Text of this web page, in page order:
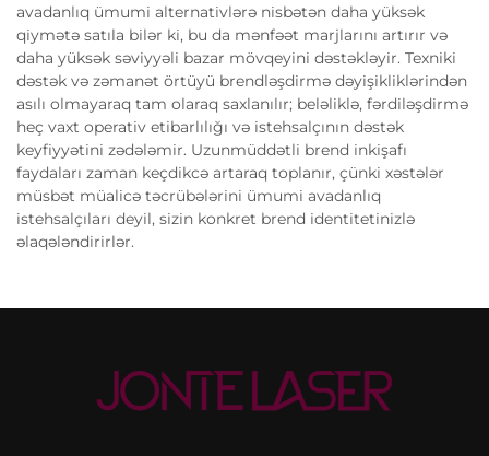
avadanlıq ümumi alternativlərə nisbətən daha yüksək
qiymətə satıla bilər ki, bu da mənfəət marjlarını artırır və
daha yüksək səviyyəli bazar mövqeyini dəstəkləyir. Texniki
dəstək və zəmanət örtüyü brendləşdirmə dəyişikliklərindən
asılı olmayaraq tam olaraq saxlanılır; beləliklə, fərdiləşdirmə
heç vaxt operativ etibarlılığı və istehsalçının dəstək
keyfiyyətini zədələmir. Uzunmüddətli brend inkişafı
faydaları zaman keçdikcə artaraq toplanır, çünki xəstələr
müsbət müalicə təcrübələrini ümumi avadanlıq
istehsalçıları deyil, sizin konkret brend identitetinizlə
əlaqələndirirlər.